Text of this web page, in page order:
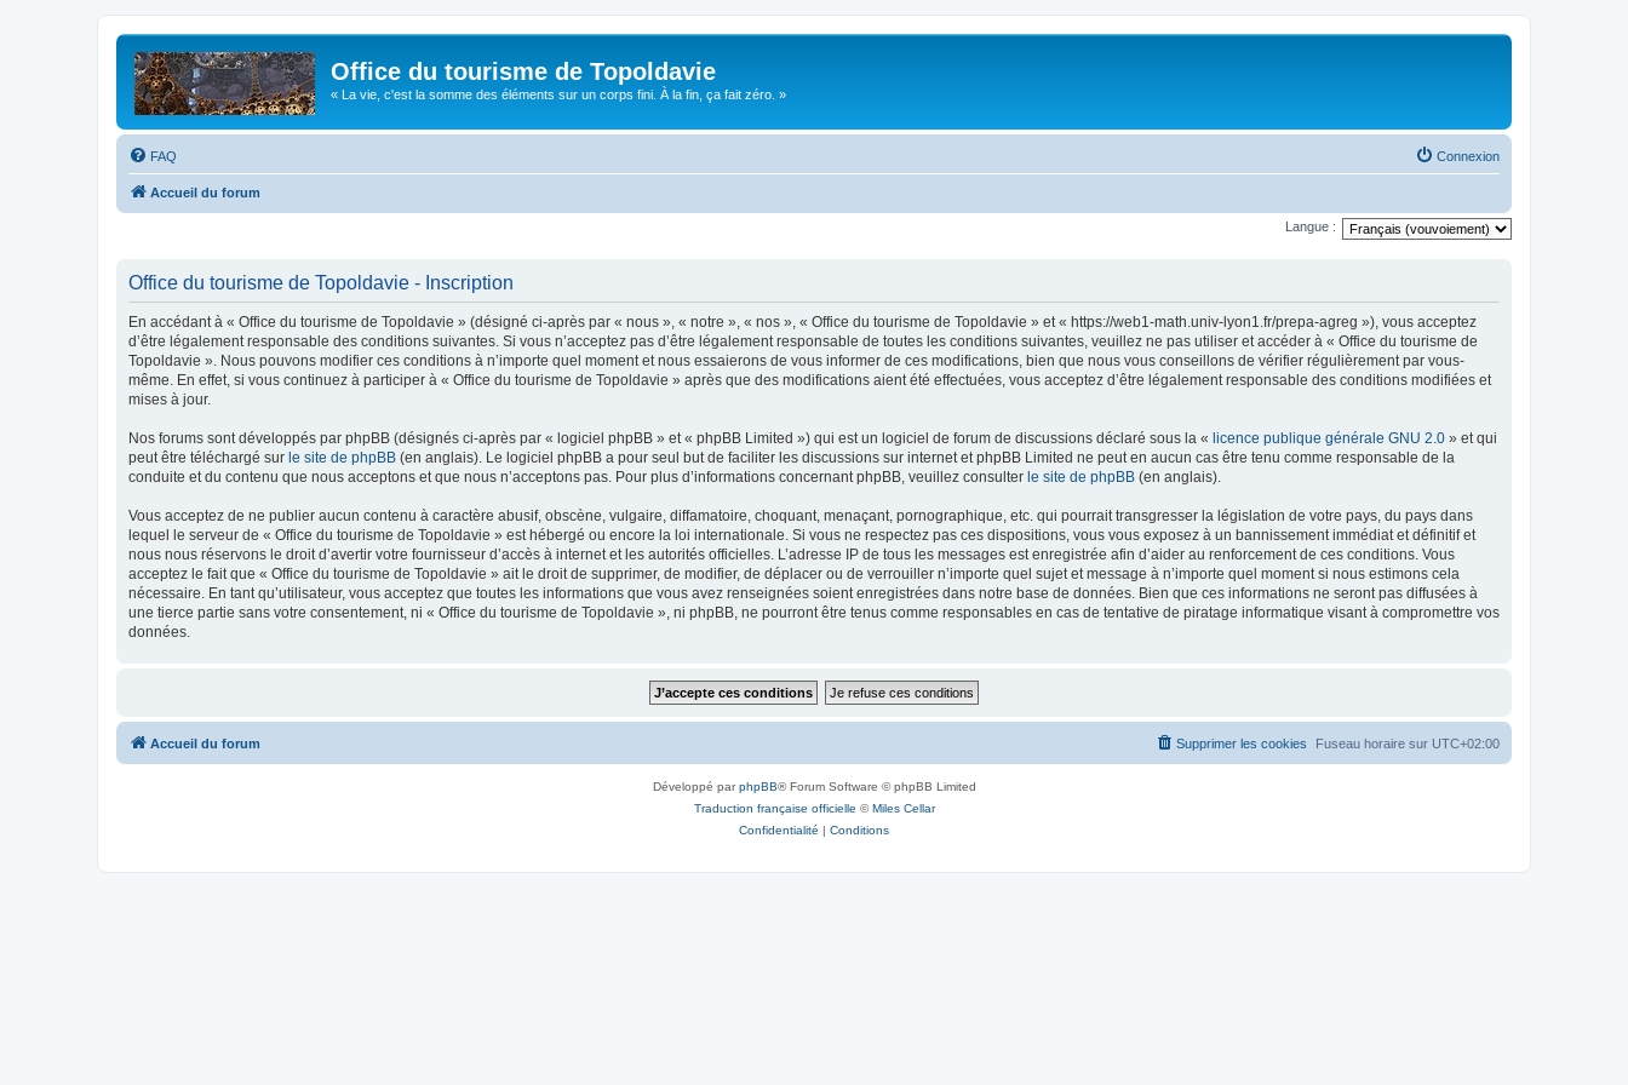
Office du tourisme de Topoldavie
« La vie, c'est la somme des éléments sur un corps fini. À la fin, ça fait zéro. »
FAQ Connexion
Accueil du forum
Langue :
Office du tourisme de Topoldavie - Inscription
En accédant à « Office du tourisme de Topoldavie » (désigné ci-après par « nous », « notre », « nos », « Office du tourisme de Topoldavie » et « https://web1-math.univ-lyon1.fr/prepa-agreg »), vous acceptez
d’être légalement responsable des conditions suivantes. Si vous n’acceptez pas d’être légalement responsable de toutes les conditions suivantes, veuillez ne pas utiliser et accéder à « Office du tourisme de
Topoldavie ». Nous pouvons modifier ces conditions à n’importe quel moment et nous essaierons de vous informer de ces modifications, bien que nous vous conseillons de vérifier régulièrement par vous-
même. En effet, si vous continuez à participer à « Office du tourisme de Topoldavie » après que des modifications aient été effectuées, vous acceptez d’être légalement responsable des conditions modifiées et
mises à jour.
Nos forums sont développés par phpBB (désignés ci-après par « logiciel phpBB » et « phpBB Limited ») qui est un logiciel de forum de discussions déclaré sous la « licence publique générale GNU 2.0 » et qui
peut être téléchargé sur le site de phpBB (en anglais). Le logiciel phpBB a pour seul but de faciliter les discussions sur internet et phpBB Limited ne peut en aucun cas être tenu comme responsable de la
conduite et du contenu que nous acceptons et que nous n’acceptons pas. Pour plus d’informations concernant phpBB, veuillez consulter le site de phpBB (en anglais).
Vous acceptez de ne publier aucun contenu à caractère abusif, obscène, vulgaire, diffamatoire, choquant, menaçant, pornographique, etc. qui pourrait transgresser la législation de votre pays, du pays dans
lequel le serveur de « Office du tourisme de Topoldavie » est hébergé ou encore la loi internationale. Si vous ne respectez pas ces dispositions, vous vous exposez à un bannissement immédiat et définitif et
nous nous réservons le droit d’avertir votre fournisseur d’accès à internet et les autorités officielles. L’adresse IP de tous les messages est enregistrée afin d’aider au renforcement de ces conditions. Vous
acceptez le fait que « Office du tourisme de Topoldavie » ait le droit de supprimer, de modifier, de déplacer ou de verrouiller n’importe quel sujet et message à n’importe quel moment si nous estimons cela
nécessaire. En tant qu’utilisateur, vous acceptez que toutes les informations que vous avez renseignées soient enregistrées dans notre base de données. Bien que ces informations ne seront pas diffusées à
une tierce partie sans votre consentement, ni « Office du tourisme de Topoldavie », ni phpBB, ne pourront être tenus comme responsables en cas de tentative de piratage informatique visant à compromettre vos
données.
Accueil du forum Fuseau horaire sur UTC+02:00
Supprimer les cookies
Développé parphpBB® Forum Software © phpBB Limited
Traduction française officielle ©Miles Cellar
Confidentialité | Conditions